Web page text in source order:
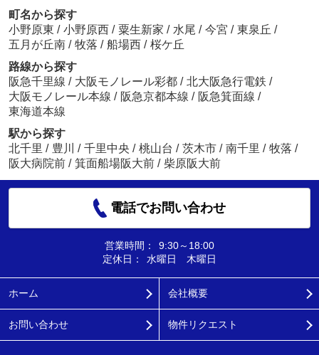
町名から探す
小野原東 / 小野原西 / 粟生新家 / 水尾 / 今宮 / 東泉丘 /
五月が丘南 / 牧落 / 船場西 / 桜ケ丘
路線から探す
阪急千里線 / 大阪モノレール彩都 / 北大阪急行電鉄 /
大阪モノレール本線 / 阪急京都本線 / 阪急箕面線 /
東海道本線
駅から探す
北千里 / 豊川 / 千里中央 / 桃山台 / 茨木市 / 南千里 / 牧落 /
阪大病院前 / 箕面船場阪大前 / 柴原阪大前
電話でお問い合わせ
営業時間：
9:30～18:00
定休日：
水曜日 木曜日
ホーム 会社概要
お問い合わせ 物件リクエスト